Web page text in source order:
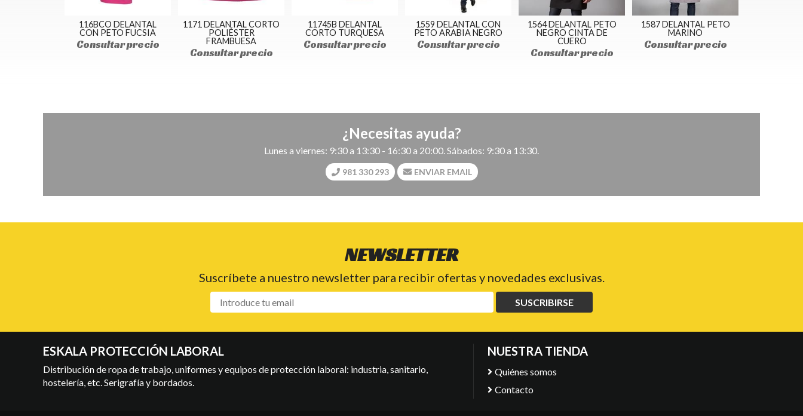
116BCO DELANTAL
CON PETO FUCSIA
Consultar precio
1171 DELANTAL CORTO
POLIÉSTER
FRAMBUESA
Consultar precio
11745B DELANTAL
CORTO TURQUESA
Consultar precio
1559 DELANTAL CON
PETO ARABIA NEGRO
Consultar precio
1564 DELANTAL PETO
NEGRO CINTA DE
CUERO
Consultar precio
1587 DELANTAL PETO
MARINO
Consultar precio
¿Necesitas ayuda?
Lunes a viernes: 9:30 a 13:30 - 16:30 a 20:00. Sábados: 9:30 a 13:30.
981 330 293 ENVIAR EMAIL
NEWSLETTER
Suscríbete a nuestro newsletter para recibir ofertas y novedades exclusivas.
SUSCRIBIRSE
ESKALA PROTECCIÓN LABORAL
Distribución de ropa de trabajo, uniformes y equipos de protección laboral: industria, sanitario,
hostelería, etc. Serigrafía y bordados.
NUESTRA TIENDA
Quiénes somos
Contacto